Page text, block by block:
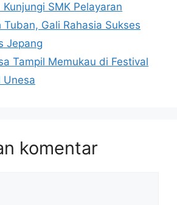
SMK Pelayaran
Gali Rahasia Sukses
Jepang
Tampil Memukau di Festival
Unesa
komentar